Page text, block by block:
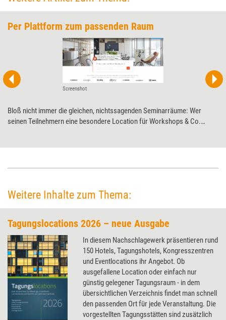
Per Plattform zum passenden Raum
Screenshot
Bloß nicht immer die gleichen, nichtssagenden Seminar­räume: Wer
seinen Teilnehmern eine besondere Location für Workshops & Co.
Weitere Inhalte zum Thema:
Tagungslocations 2026 – neue Ausgabe
In diesem Nachschlagewerk präsentieren rund
150 Hotels, Tagungshotels, Kongresszentren
und Eventlocations ihr Angebot. Ob
ausgefallene Location oder einfach nur
günstig gelegener Tagungsraum - in dem
übersichtlichen Verzeichnis findet man schnell
den passenden Ort für jede Veranstaltung. Die
vorgestellten Tagungsstätten sind zusätzlich